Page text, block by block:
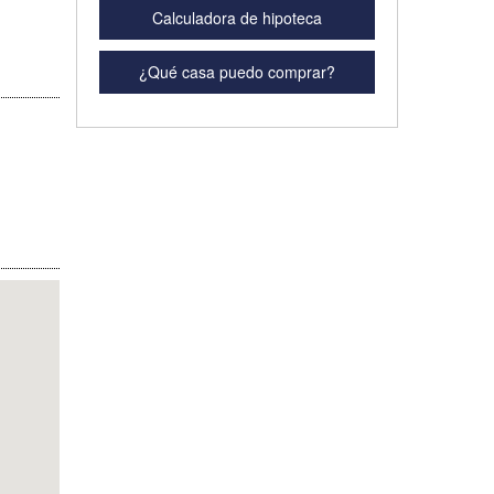
Calculadora de hipoteca
¿Qué casa puedo comprar?